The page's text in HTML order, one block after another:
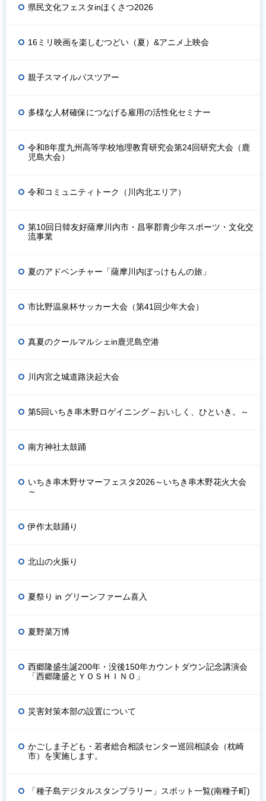
県民文化フェスタinほくさつ2026
16ミリ映画を楽しむつどい（夏）&アニメ上映会
親子スマイルバスツアー
多様な人材確保につなげる雇用の活性化セミナー
令和8年度九州高等学校地理教育研究会第24回研究大会（鹿
児島大会）
令和コミュニティトーク（川内北エリア）
第10回日韓友好薩摩川内市・昌寧郡青少年スポーツ・文化交
流事業
夏のアドベンチャー「薩摩川内ぼっけもんの旅」
市比野温泉杯サッカー大会（第41回少年大会）
真夏のクールマルシェin鹿児島空港
川内宮之城道路決起大会
第5回いちき串木野ロゲイニング～おいしく、ひといき。～
南方神社太鼓踊
いちき串木野サマーフェスタ2026～いちき串木野花火大会
～
伊作太鼓踊り
北山の火振り
夏祭り in グリーンファーム喜入
夏野菜万博
西郷隆盛生誕200年・没後150年カウントダウン記念講演会
「西郷隆盛とＹＯＳＨＩＮＯ」
災害対策本部の設置について
かごしま子ども・若者総合相談センター巡回相談会（枕崎
市）を実施します。
「種子島デジタルスタンプラリー」スポット一覧(南種子町)